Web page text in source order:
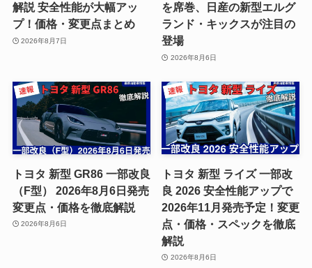
解説 安全性能が大幅アッ
プ！価格・変更点まとめ
2026年8月7日
を席巻、日産の新型エルグ
ランド・キックスが注目の
登場
2026年8月6日
トヨタ 新型 GR86 一部改良
（F型） 2026年8月6日発売
変更点・価格を徹底解説
2026年8月6日
トヨタ 新型 ライズ 一部改
良 2026 安全性能アップで
2026年11月発売予定！変更
点・価格・スペックを徹底
解説
2026年8月6日